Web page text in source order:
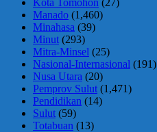
Manado (1,460)
Minahasa (39)
Minut (293)
Mitra-Minsel (25)
Nasional-Internasional (191)
Nusa Utara (20)
Pemprov Sulut (1,471)
Pendidikan (14)
Sulut (59)
Totabuan (13)